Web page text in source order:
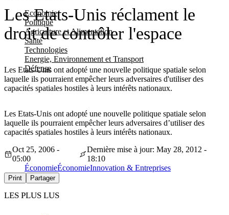
Economie
Politique
Agriculture et Alimentation
Santé
Technologies
Energie, Environnement et Transport
Défense
Les Etats-Unis réclament le
droit de contrôler l'espace
Les Etats-Unis ont adopté une nouvelle politique spatiale selon
laquelle ils pourraient empêcher leurs adversaires d'utiliser des
capacités spatiales hostiles à leurs intérêts nationaux.
Les Etats-Unis ont adopté une nouvelle politique spatiale selon
laquelle ils pourraient empêcher leurs adversaires d’utiliser des
capacités spatiales hostiles à leurs intérêts nationaux.
Oct 25, 2006 -
05:00
Dernière mise à jour: May 28, 2012 -
18:10
ÉconomieÉconomieInnovation & Entreprises
Print Partager
LES PLUS LUS